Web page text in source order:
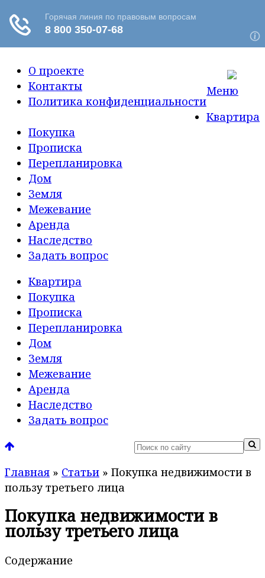
О проекте
Контакты
Политика конфиденциальности
Меню
Квартира
Покупка
Прописка
Перепланировка
Дом
Земля
Межевание
Аренда
Наследство
Задать вопрос
Квартира
Покупка
Прописка
Перепланировка
Дом
Земля
Межевание
Аренда
Наследство
Задать вопрос
Главная » Статьи » Покупка недвижимости в
пользу третьего лица
Покупка недвижимости в
пользу третьего лица
Содержание